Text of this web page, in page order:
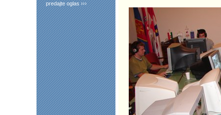
predajte oglas ›››